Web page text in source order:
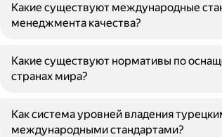
Какие существуют международные
менеджмента качества?
Какие существуют нормативы по
странах мира?
Как система уровней владения
международными стандартами?